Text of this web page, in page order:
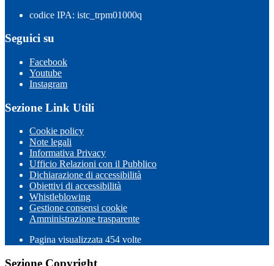
codice IPA: istc_trpm01000q
Seguici su
Facebook
Youtube
Instagram
Sezione Link Utili
Cookie policy
Note legali
Informativa Privacy
Ufficio Relazioni con il Pubblico
Dichiarazione di accessibilità
Obiettivi di accessibilità
Whistleblowing
Gestione consensi cookie
Amministrazione trasparente
Pagina visualizzata 454 volte
Sezione Copyright